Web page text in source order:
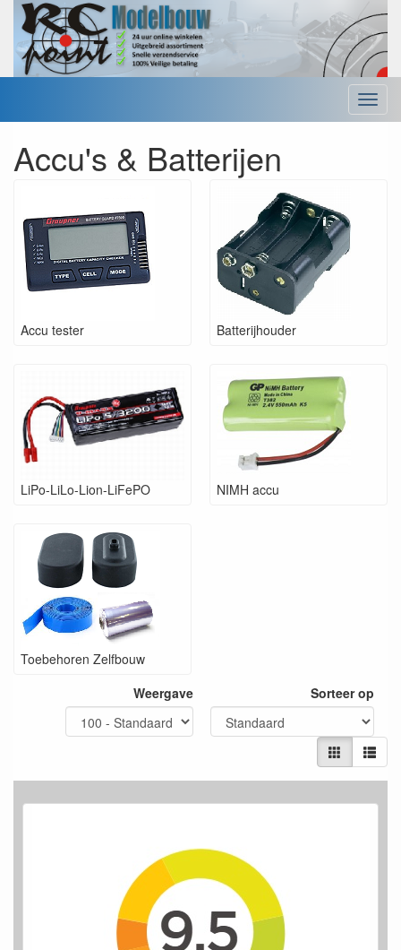
Menu
Accu's & Batterijen
Accu tester Batterijhouder
LiPo-LiLo-Lion-LiFePO NIMH accu
Toebehoren Zelfbouw
Weergave
Sorteer op